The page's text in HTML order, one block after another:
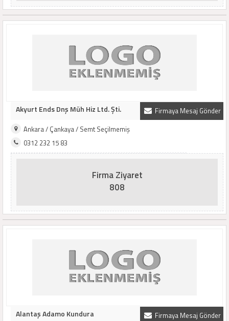
Firmaya Mesaj Gönder
Akyurt Ends Dnş Müh Hiz Ltd. Şti.
Ankara / Çankaya / Semt Seçilmemiş
0312 232 15 83
Firma Ziyaret
808
Firmaya Mesaj Gönder
Alantaş Adamo Kundura